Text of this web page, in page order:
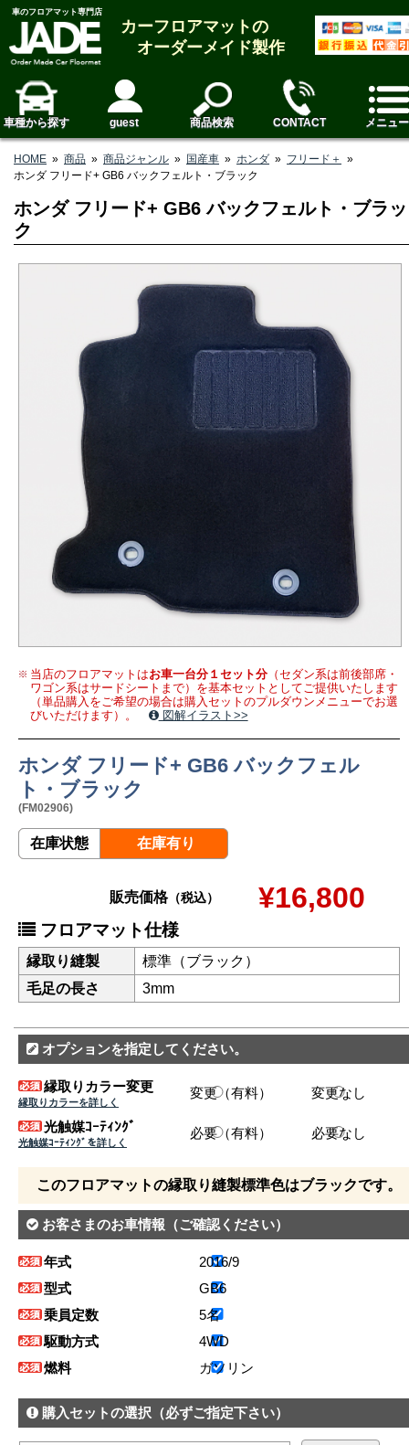
車のフロアマット専門店
カーフロアマットの
オーダーメイド製作
車種から探す guest 商品検索 CONTACT メニュー
HOME » 商品 » 商品ジャンル » 国産車 » ホンダ » フリード＋
»
ホンダ フリード+ GB6 バックフェルト・ブラック
ホンダ フリード+ GB6 バックフェルト・ブラッ
ク
当店のフロアマットはお車一台分１セット分（セダン系は前後部席・
ワゴン系はサードシートまで）を基本セットとしてご提供いたします
（単品購入をご希望の場合は購入セットのプルダウンメニューでお選
びいただけます）。
図解イラスト>>
ホンダ フリード+ GB6 バックフェル
ト・ブラック
(FM02906)
在庫状態 在庫有り
販売価格（税込） ¥16,800
フロアマット仕様
縁取り縫製
標準（ブラック）
毛足の長さ
3mm
オプションを指定してください。
縁取りカラー変更
縁取りカラーを詳しく
変更（有料） 変更なし
光触媒ｺｰﾃｨﾝｸﾞ
光触媒ｺｰﾃｨﾝｸﾞを詳しく
必要（有料） 必要なし
このフロアマットの縁取り縫製標準色はブラックです。
お客さまのお車情報 （ご確認ください）
年式
2016/9
型式
GB6
乗員定数
5名
駆動方式
4WD
燃料
ガソリン
購入セットの選択 （必ずご指定下さい）